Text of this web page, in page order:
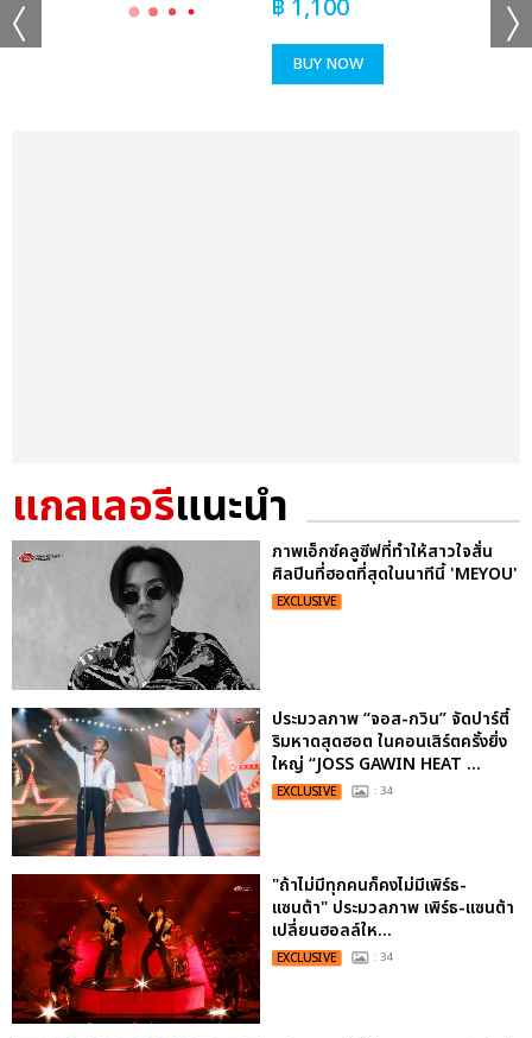
฿ 1,100
BUY NOW
แกลเลอรีแนะนำ
ภาพเอ็กซ์คลูซีฟที่ทำให้สาวใจสั่น
ศิลปินที่ฮอตที่สุดในนาทีนี้ 'MEYOU'
EXCLUSIVE
ประมวลภาพ “จอส-กวิน” จัดปาร์ตี้
ริมหาดสุดฮอต ในคอนเสิร์ตครั้งยิ่ง
ใหญ่ “JOSS GAWIN HEAT ...
EXCLUSIVE : 34
"ถ้าไม่มีทุกคนก็คงไม่มีเพิร์ธ-
แซนต้า" ประมวลภาพ เพิร์ธ-แซนต้า
เปลี่ยนฮอลล์ให...
EXCLUSIVE : 34